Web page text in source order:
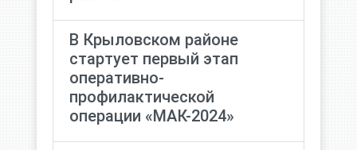
В Крыловском районе
стартует первый этап
оперативно-
профилактической
операции «МАК-2024»